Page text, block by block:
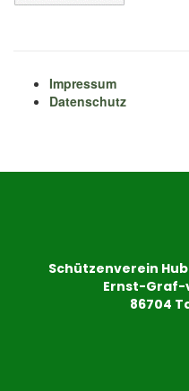
Impressum
Datenschutz
Schützenverein
Ernst-Graf-
86704